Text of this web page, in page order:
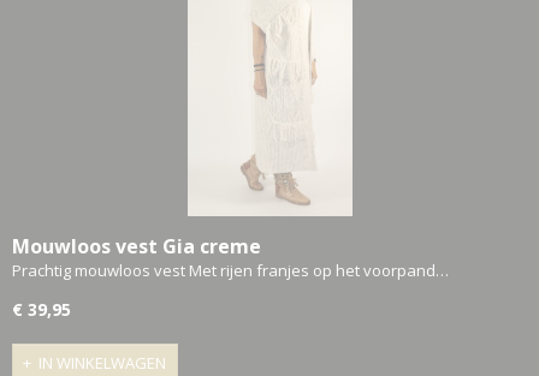
Mouwloos vest Gia creme
Prachtig mouwloos vest Met rijen franjes op het voorpand…
€ 39,95
IN WINKELWAGEN